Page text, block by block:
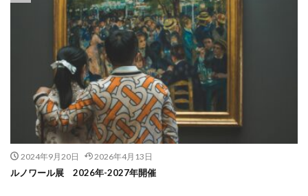
2024年9月20日 2026年4月13日
ルノワール展 2026年-2027年開催